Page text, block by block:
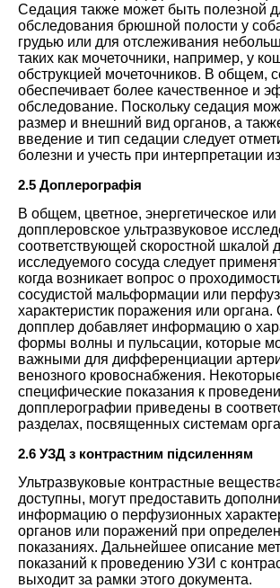
Седация также может быть полезной
обследования брюшной полости у
грудью или для отслеживания
таких как мочеточники, например, у
обструкцией мочеточников. В общем,
обеспечивает более качественное и
обследование. Поскольку седация
размер и внешний вид органов, а
введение и тип седации следует
болезни и учесть при интерпретации
2.5 Доплерографія
В общем, цветное, энергетическое или
допплеровское ультразвуковое
соответствующей скоростной шкалой
исследуемого сосуда следует
когда возникает вопрос о
сосудистой мальформации или
характеристик поражения или
допплер добавляет информацию о
формы волны и пульсации, которые
важными для дифференциации
венозного кровоснабжения.
специфические показания к
допплерографии приведены в
разделах, посвященных системам
2.6 УЗД з контрастним підсиленням
Ультразвуковые контрастные
доступны, могут предоставить
информацию о перфузионных
органов или поражений при
показаниях. Дальнейшее описание
показаний к проведению УЗИ с
выходит за рамки этого документа.